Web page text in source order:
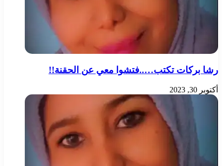
رشا بركات تكتب…..فتشوا معي عن الحقنة!!
أكتوبر 30, 2023